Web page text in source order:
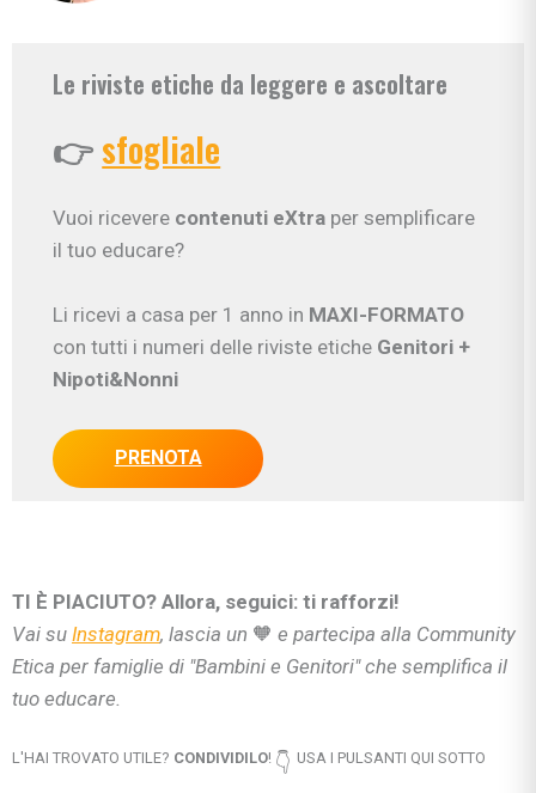
Le riviste etiche da leggere e ascoltare
👉sfogliale
Vuoi ricevere contenuti eXtra per semplificare
il tuo educare?
Li ricevi a casa per 1 anno in MAXI-FORMATO
con tutti i numeri delle riviste etiche Genitori +
Nipoti&Nonni
PRENOTA
TI È PIACIUTO? Allora, seguici: ti rafforzi!
Vai su Instagram, lascia un 🧡 e partecipa alla Community
Etica per famiglie di "Bambini e Genitori" che semplifica il
tuo educare.
L'HAI TROVATO UTILE? CONDIVIDILO! 👇 USA I PULSANTI QUI SOTTO